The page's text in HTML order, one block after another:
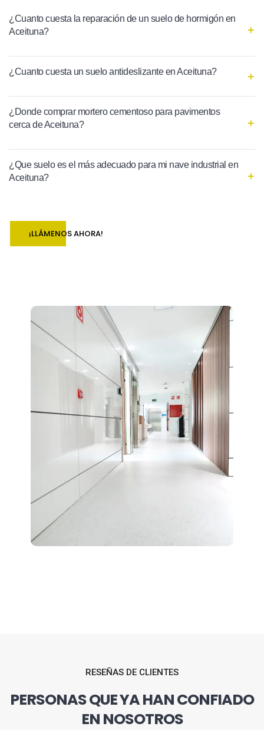
¿Cuanto cuesta la reparación de un suelo de hormigón en
Aceituna?
¿Cuanto cuesta un suelo antideslizante en Aceituna?
¿Donde comprar mortero cementoso para pavimentos
cerca de Aceituna?
¿Que suelo es el más adecuado para mi nave industrial en
Aceituna?
¡LLÁMENOS AHORA!
RESEÑAS DE CLIENTES
PERSONAS QUE YA HAN CONFIADO
EN NOSOTROS